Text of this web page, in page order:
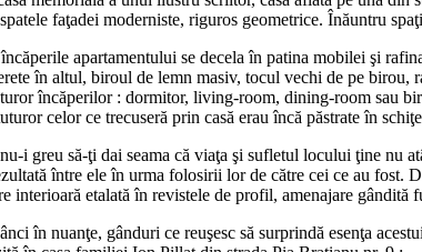
faţadei moderniste, riguros geometrice. Înăuntru
apartamentului se decela în patina mobilei şi
în altul, biroul de lemn masiv, tocul vechi de pe birou,
încăperilor : dormitor, living-room, dining-room sau
celor ce trecuseră prin casă erau încă păstrate în
i greu să-ţi dai seama că viaţa şi sufletul locului ţine nu
între ele în urma folosirii lor de către cei ce au fost.
interioară etalată în revistele de profil, amenajare
în nuanţe, gânduri ce reuşesc să surprindă esenţa